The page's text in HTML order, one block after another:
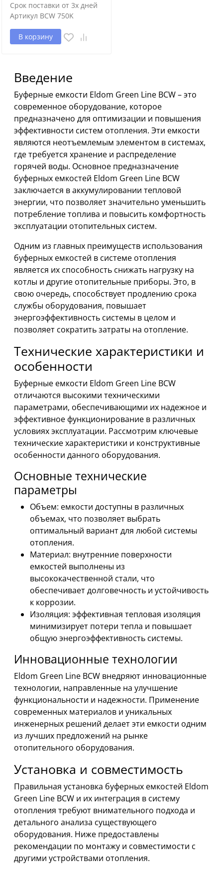
Срок поставки от 3х дней
Артикул BCW 750K
В корзину
Введение
Буферные емкости Eldom Green Line BCW – это
современное оборудование, которое
предназначено для оптимизации и повышения
эффективности систем отопления. Эти емкости
являются неотъемлемым элементом в системах,
где требуется хранение и распределение
горячей воды. Основное предназначение
буферных емкостей Eldom Green Line BCW
заключается в аккумулировании тепловой
энергии, что позволяет значительно уменьшить
потребление топлива и повысить комфортность
эксплуатации отопительных систем.
Одним из главных преимуществ использования
буферных емкостей в системе отопления
является их способность снижать нагрузку на
котлы и другие отопительные приборы. Это, в
свою очередь, способствует продлению срока
службы оборудования, повышает
энергоэффективность системы в целом и
позволяет сократить затраты на отопление.
Технические характеристики и
особенности
Буферные емкости Eldom Green Line BCW
отличаются высокими техническими
параметрами, обеспечивающими их надежное и
эффективное функционирование в различных
условиях эксплуатации. Рассмотрим ключевые
технические характеристики и конструктивные
особенности данного оборудования.
Основные технические
параметры
Объем: емкости доступны в различных
объемах, что позволяет выбрать
оптимальный вариант для любой системы
отопления.
Материал: внутренние поверхности
емкостей выполнены из
высококачественной стали, что
обеспечивает долговечность и устойчивость
к коррозии.
Изоляция: эффективная тепловая изоляция
минимизирует потери тепла и повышает
общую энергоэффективность системы.
Инновационные технологии
Eldom Green Line BCW внедряют инновационные
технологии, направленные на улучшение
функциональности и надежности. Применение
современных материалов и уникальных
инженерных решений делает эти емкости одним
из лучших предложений на рынке
отопительного оборудования.
Установка и совместимость
Правильная установка буферных емкостей Eldom
Green Line BCW и их интеграция в систему
отопления требуют внимательного подхода и
детального анализа существующего
оборудования. Ниже предоставлены
рекомендации по монтажу и совместимости с
другими устройствами отопления.